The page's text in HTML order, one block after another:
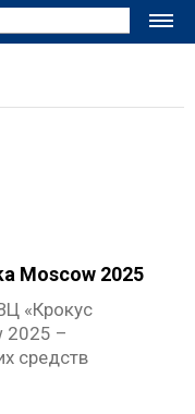
Moscow 2025
«Крокус
2025 –
средств